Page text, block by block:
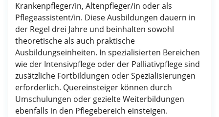
Krankenpfleger/in, Altenpfleger/in oder als
Pflegeassistent/in. Diese Ausbildungen dauern in
der Regel drei Jahre und beinhalten sowohl
theoretische als auch praktische
Ausbildungseinheiten. In spezialisierten Bereichen
wie der Intensivpflege oder der Palliativpflege sind
zusätzliche Fortbildungen oder Spezialisierungen
erforderlich. Quereinsteiger können durch
Umschulungen oder gezielte Weiterbildungen
ebenfalls in den Pflegebereich einsteigen.